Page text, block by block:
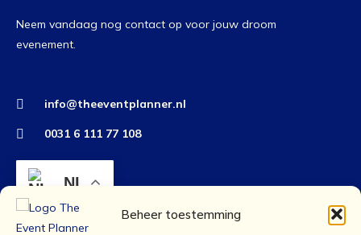
Beheer toestemming
Neem vandaag nog contact op voor jouw droom
evenement.
info@theeventplanner.nl
0031 6 111 77 108
NL